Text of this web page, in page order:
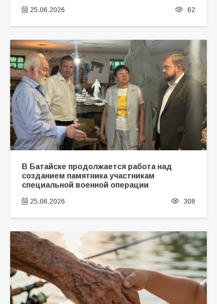
25.06.2026 62
В Батайске продолжается работа над
созданием памятника участникам
специальной военной операции
25.06.2026 308